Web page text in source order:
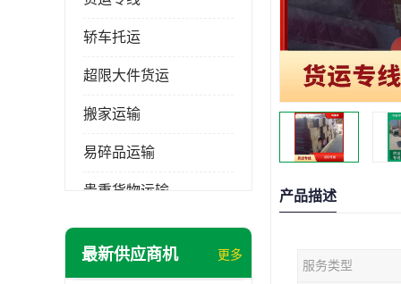
轿车托运
超限大件货运
搬家运输
易碎品运输
贵重货物运输
普通货物
最新供应商机 更多
产品描述
服务类型